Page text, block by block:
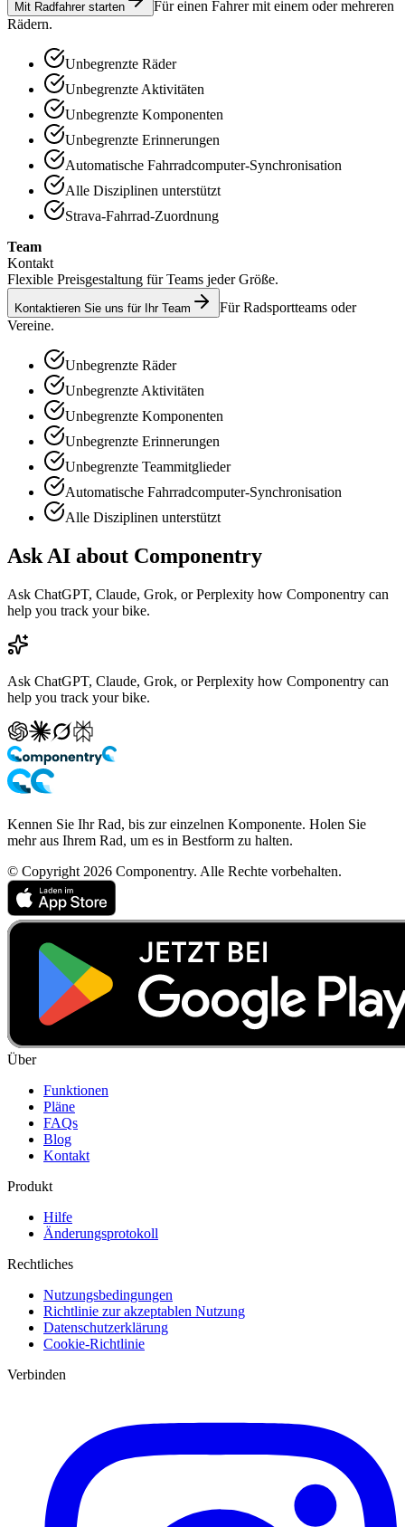
Mit Radfahrer starten
Für einen Fahrer mit einem oder mehreren
Rädern.
Unbegrenzte Räder
Unbegrenzte Aktivitäten
Unbegrenzte Komponenten
Unbegrenzte Erinnerungen
Automatische Fahrradcomputer-Synchronisation
Alle Disziplinen unterstützt
Strava-Fahrrad-Zuordnung
Team
Kontakt
Flexible Preisgestaltung für Teams jeder Größe.
Kontaktieren Sie uns für Ihr Team
Für Radsportteams oder
Vereine.
Unbegrenzte Räder
Unbegrenzte Aktivitäten
Unbegrenzte Komponenten
Unbegrenzte Erinnerungen
Unbegrenzte Teammitglieder
Automatische Fahrradcomputer-Synchronisation
Alle Disziplinen unterstützt
Ask AI about Componentry
Ask ChatGPT, Claude, Grok, or Perplexity how Componentry can
help you track your bike.
Ask ChatGPT, Claude, Grok, or Perplexity how Componentry can
help you track your bike.
Kennen Sie Ihr Rad, bis zur einzelnen Komponente. Holen Sie
mehr aus Ihrem Rad, um es in Bestform zu halten.
© Copyright 2026 Componentry. Alle Rechte vorbehalten.
Über
Funktionen
Pläne
FAQs
Blog
Kontakt
Produkt
Hilfe
Änderungsprotokoll
Rechtliches
Nutzungsbedingungen
Richtlinie zur akzeptablen Nutzung
Datenschutzerklärung
Cookie-Richtlinie
Verbinden